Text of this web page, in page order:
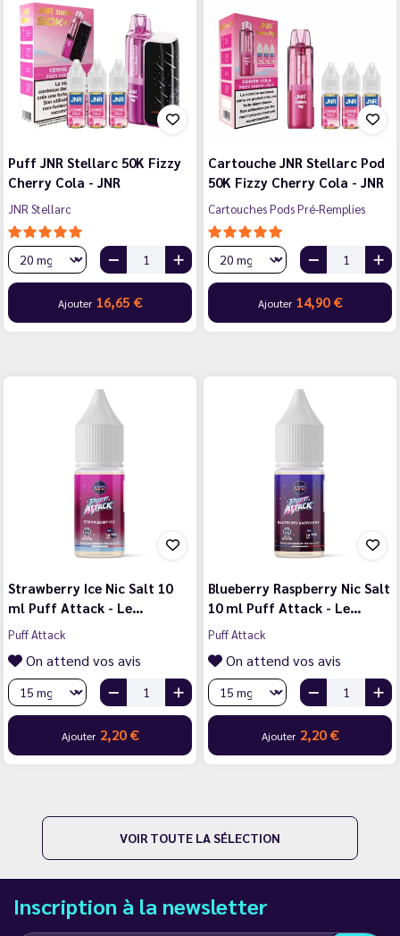
Puff JNR Stellarc 50K Fizzy
Cherry Cola - JNR
JNR Stellarc
Ajouter 16,65 €
Cartouche JNR Stellarc Pod
50K Fizzy Cherry Cola - JNR
Cartouches Pods Pré-Remplies
Ajouter 14,90 €
Strawberry Ice Nic Salt 10
ml Puff Attack - Le…
Puff Attack
On attend vos avis
Ajouter 2,20 €
Blueberry Raspberry Nic Salt
10 ml Puff Attack - Le…
Puff Attack
On attend vos avis
Ajouter 2,20 €
VOIR TOUTE LA SÉLECTION
Inscription à la newsletter